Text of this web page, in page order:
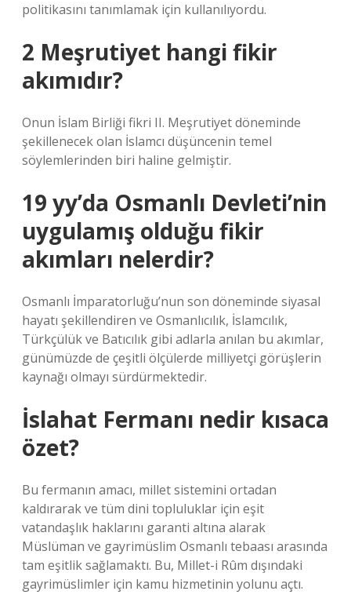
politikasını tanımlamak için kullanılıyordu.
2 Meşrutiyet hangi fikir
akımıdır?
Onun İslam Birliği fikri II. Meşrutiyet döneminde
şekillenecek olan İslamcı düşüncenin temel
söylemlerinden biri haline gelmiştir.
19 yy’da Osmanlı Devleti’nin
uygulamış olduğu fikir
akımları nelerdir?
Osmanlı İmparatorluğu’nun son döneminde siyasal
hayatı şekillendiren ve Osmanlıcılık, İslamcılık,
Türkçülük ve Batıcılık gibi adlarla anılan bu akımlar,
günümüzde de çeşitli ölçülerde milliyetçi görüşlerin
kaynağı olmayı sürdürmektedir.
İslahat Fermanı nedir kısaca
özet?
Bu fermanın amacı, millet sistemini ortadan
kaldırarak ve tüm dini topluluklar için eşit
vatandaşlık haklarını garanti altına alarak
Müslüman ve gayrimüslim Osmanlı tebaası arasında
tam eşitlik sağlamaktı. Bu, Millet-i Rûm dışındaki
gayrimüslimler için kamu hizmetinin yolunu açtı.